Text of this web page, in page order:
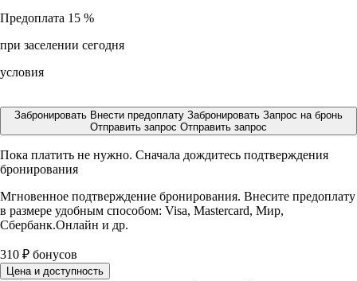
Предоплата 15 %
при заселении сегодня
условия
Забронировать Внести предоплату Забронировать Запрос на бронь
Отправить запрос Отправить запрос
Пока платить не нужно. Сначала дождитесь подтверждения
бронирования
Мгновенное подтверждение бронирования. Внесите предоплату
в размере удобным способом: Visa, Mastercard, Мир,
Сбербанк.Онлайн и др.
310 ₽ бонусов
Цена и доступность